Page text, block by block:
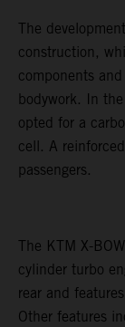
The
construction,
components
bodywork. In
opted for a
cell. A
passengers.
The KTM X-
cylinder turbo
rear and
Other features